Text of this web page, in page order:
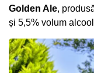
Golden Ale,
și 5,5% volum